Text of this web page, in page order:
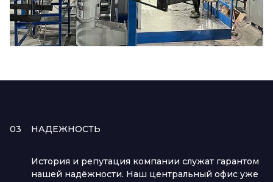
03 НАДЕЖНОСТЬ
История и репутация компании служат гарантом
нашей надёжности. Наш центральный офис уже